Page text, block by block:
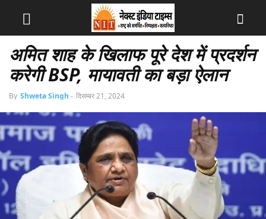
अमित शाह के खिलाफ पूरे देश में प्रदर्शन
करेगी BSP, मायावती का बड़ा ऐलान
By Shweta Singh - दिसम्बर 21, 2024